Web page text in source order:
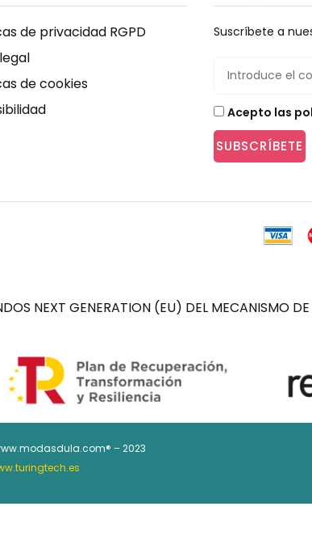
de privacidad RGPD
de cookies
Suscríbete a
Acepto las
SUBSCRÍBETE
NEXT GENERATION (EU) DEL MECANISMO DE
– 2023